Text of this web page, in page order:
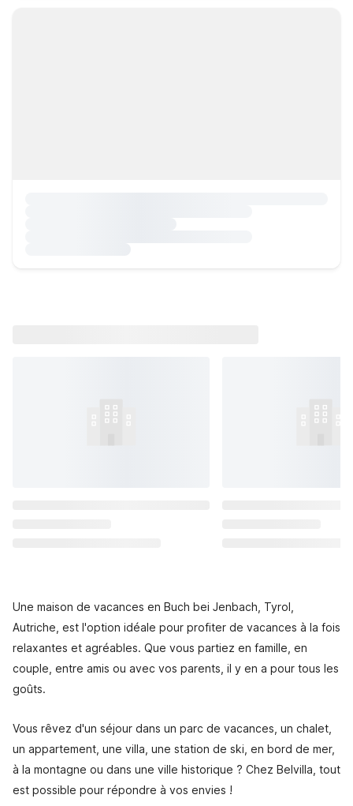
Une maison de vacances en Buch bei Jenbach, Tyrol,
Autriche, est l'option idéale pour profiter de vacances à la fois
relaxantes et agréables. Que vous partiez en famille, en
couple, entre amis ou avec vos parents, il y en a pour tous les
goûts.
Vous rêvez d'un séjour dans un parc de vacances, un chalet,
un appartement, une villa, une station de ski, en bord de mer,
à la montagne ou dans une ville historique ? Chez Belvilla, tout
est possible pour répondre à vos envies !